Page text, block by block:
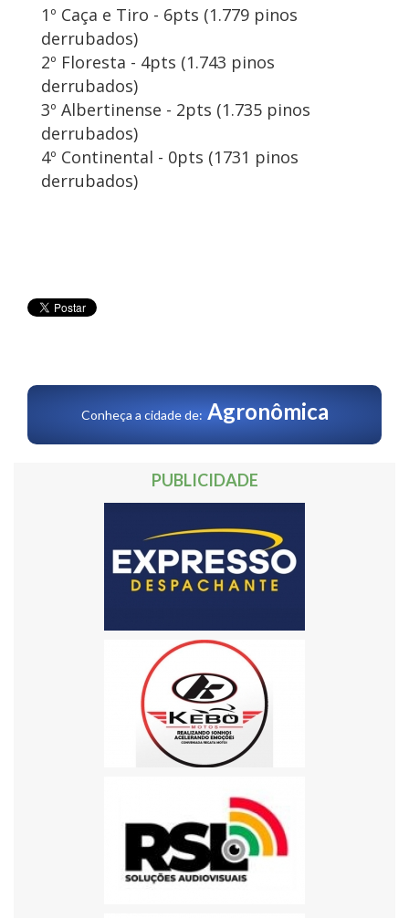
1º Caça e Tiro - 6pts (1.779 pinos
derrubados)
2º Floresta - 4pts (1.743 pinos
derrubados)
3º Albertinense - 2pts (1.735 pinos
derrubados)
4º Continental - 0pts (1731 pinos
derrubados)
Conheça a cidade de: Agronômica
PUBLICIDADE